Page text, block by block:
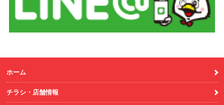
ホーム
チラシ・店舗情報